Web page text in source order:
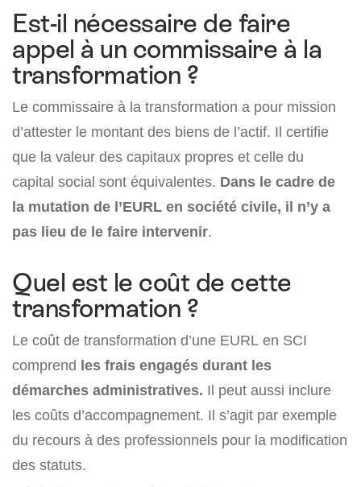
Est-il nécessaire de faire
appel à un commissaire à la
transformation ?
Le commissaire à la transformation a pour mission
d’attester le montant des biens de l’actif. Il certifie
que la valeur des capitaux propres et celle du
capital social sont équivalentes. Dans le cadre de
la mutation de l’EURL en société civile, il n’y a
pas lieu de le faire intervenir.
Quel est le coût de cette
transformation ?
Le coût de transformation d’une EURL en SCI
comprend les frais engagés durant les
démarches administratives. Il peut aussi inclure
les coûts d’accompagnement. Il s’agit par exemple
du recours à des professionnels pour la modification
des statuts.